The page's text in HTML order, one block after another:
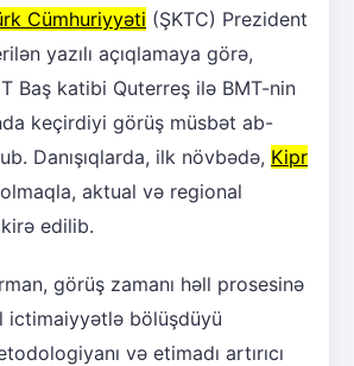
Cümhuriyyəti (ŞKTC) Prezident
yazılı açıqlamaya görə,
Baş katibi Quterreş ilə BMT-nin
keçirdiyi görüş müsbət ab-
Danışıqlarda, ilk növbədə, Kipr
aktual və regional
edilib.
görüş zamanı həll prosesinə
ictimaiyyətlə bölüşdüyü
və etimadı artırıcı